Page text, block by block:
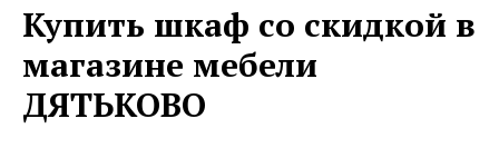
Купить шкаф со скидкой в
магазине мебели
ДЯТЬКОВО